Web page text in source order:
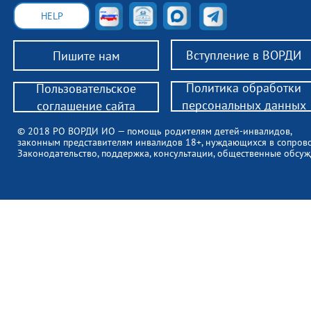
Пишите нам Вступление в ВОРДИ
© 2018 РО ВОРДИ ИО — помощь родителям детей-инвалидов,
законным представителям инвалидов 18+, нуждающихся в
Законодательство, поддержка, консультации, общественные
HELP
Пользовательское
соглашение сайта
Политика обработки
персональных данных